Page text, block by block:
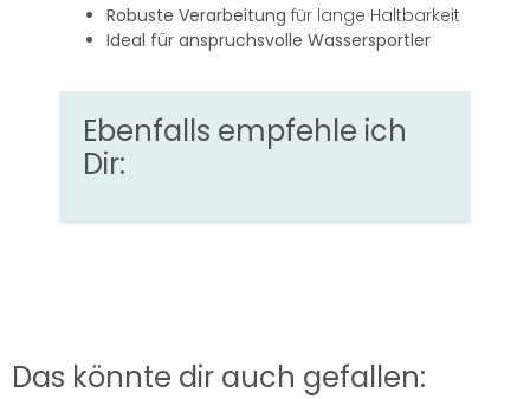
Robuste Verarbeitung für lange Haltbarkeit
Ideal für anspruchsvolle Wassersportler
Ebenfalls empfehle ich
Dir:
Das könnte dir auch gefallen: